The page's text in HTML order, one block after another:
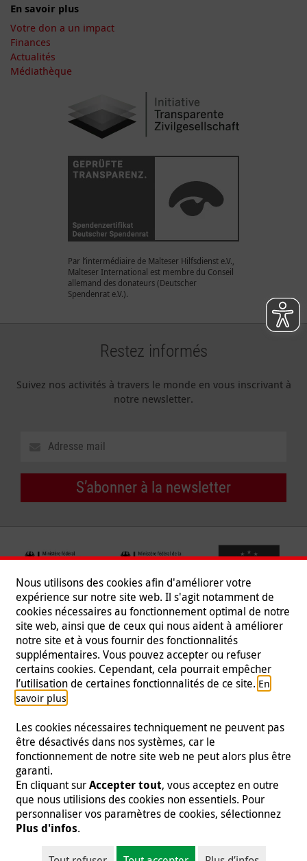
En savoir plus
Votre don a un impact
Finances
Actualités
Médiathèque
Par l’intermédiaire de Malteser Hilfsdienst e.V.,
Malteser International est membre du Conseil
allemand des donateurs (Deutscher
Spendenrat e.V.).
Restez informés
Suivez nos activités à travers le monde en vous inscrivant à
notre newsletter.
S’abonner à la newsletter
Suivez-nous
Mentions légales | Protection des données | Presse |
Contact | Emploi
© 2026 Malteser International
Malteser International est une entité de Malteser Hilfsdienst e.V., une
organisation à but non lucratif enregistrée et est donc exonérée d'impôts
Nous utilisons des cookies afin d'améliorer votre
expérience sur notre site web. Il s'agit notamment de
cookies nécessaires au fonctionnement optimal de notre
site web, ainsi que de ceux qui nous aident à améliorer
notre site et à vous fournir des fonctionnalités
supplémentaires. Vous pouvez accepter ou refuser
certains cookies. Cependant, cela pourrait empêcher
l’utilisation de certaines fonctionnalités de ce site. En
savoir plus.
Les cookies nécessaires techniquement ne peuvent pas
être désactivés dans nos systèmes, car le
fonctionnement de notre site web ne peut alors plus être
garanti.
En cliquant surAccepter tout, vous acceptez en outre
que nous utilisions des cookies non essentiels. Pour
personnaliser vos paramètres de cookies, sélectionnez
Plus d'infos.